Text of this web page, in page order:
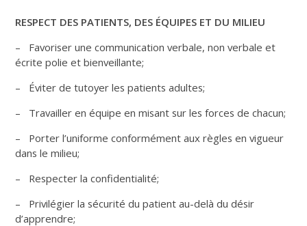
RESPECT DES PATIENTS, DES ÉQUIPES ET DU MILIEU
– Favoriser une communication verbale, non verbale et
écrite polie et bienveillante;
– Éviter de tutoyer les patients adultes;
– Travailler en équipe en misant sur les forces de chacun;
– Porter l’uniforme conformément aux règles en vigueur
dans le milieu;
– Respecter la confidentialité;
– Privilégier la sécurité du patient au-delà du désir
d’apprendre;